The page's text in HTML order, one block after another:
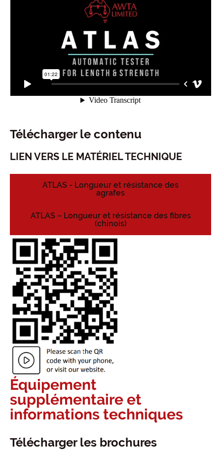
Télécharger le contenu
LIEN VERS LE MATÉRIEL TECHNIQUE
ATLAS - Longueur et résistance des
agrafes
ATLAS – Longueur et résistance des fibres
(chinois)
Équipement
supplémentaire et
informations techniques
Télécharger les brochures